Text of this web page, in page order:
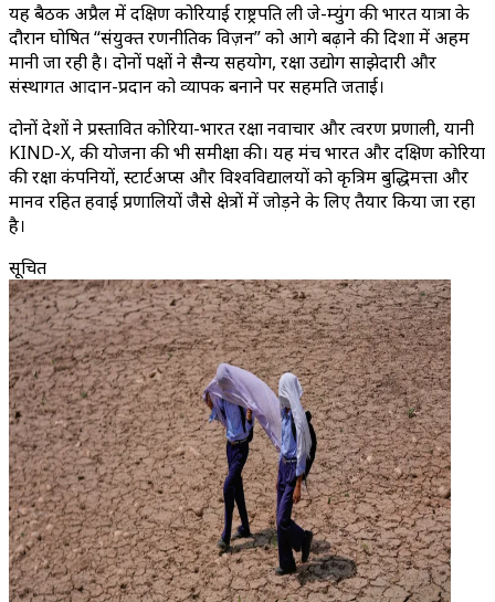
यह बैठक अप्रैल में दक्षिण कोरियाई राष्ट्रपति ली जे-म्युंग की भारत यात्रा के
दौरान घोषित “संयुक्त रणनीतिक विज़न” को आगे बढ़ाने की दिशा में अहम
मानी जा रही है। दोनों पक्षों ने सैन्य सहयोग, रक्षा उद्योग साझेदारी और
संस्थागत आदान-प्रदान को व्यापक बनाने पर सहमति जताई।
दोनों देशों ने प्रस्तावित कोरिया-भारत रक्षा नवाचार और त्वरण प्रणाली, यानी
KIND-X, की योजना की भी समीक्षा की। यह मंच भारत और दक्षिण कोरिया
की रक्षा कंपनियों, स्टार्टअप्स और विश्वविद्यालयों को कृत्रिम बुद्धिमत्ता और
मानव रहित हवाई प्रणालियों जैसे क्षेत्रों में जोड़ने के लिए तैयार किया जा रहा
है।
सूचित